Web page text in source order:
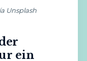
Unsplash
ein